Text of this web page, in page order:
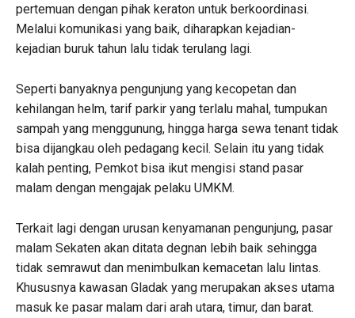
pertemuan dengan pihak keraton untuk berkoordinasi.
Melalui komunikasi yang baik, diharapkan kejadian-
kejadian buruk tahun lalu tidak terulang lagi.
Seperti banyaknya pengunjung yang kecopetan dan
kehilangan helm, tarif parkir yang terlalu mahal, tumpukan
sampah yang menggunung, hingga harga sewa tenant tidak
bisa dijangkau oleh pedagang kecil. Selain itu yang tidak
kalah penting, Pemkot bisa ikut mengisi stand pasar
malam dengan mengajak pelaku UMKM.
Terkait lagi dengan urusan kenyamanan pengunjung, pasar
malam Sekaten akan ditata degnan lebih baik sehingga
tidak semrawut dan menimbulkan kemacetan lalu lintas.
Khususnya kawasan Gladak yang merupakan akses utama
masuk ke pasar malam dari arah utara, timur, dan barat.